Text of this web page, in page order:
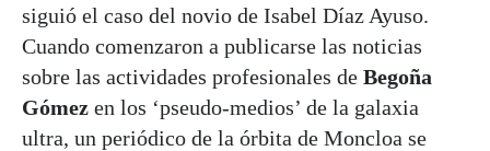
siguió el caso del novio de Isabel Díaz Ayuso.
Cuando comenzaron a publicarse las noticias
sobre las actividades profesionales de Begoña
Gómez en los ‘pseudo-medios’ de la galaxia
ultra, un periódico de la órbita de Moncloa se